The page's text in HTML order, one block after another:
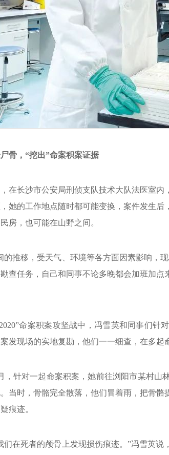
骨，“挖出”命案积案证据
，在长沙市公安局刑侦支队技术大队法医室
她的工作地点随时都可能变换，案件发生
房，也可能在山野之间。
的推移，受天气、环境等各方面因素影响，
查任务，自己和同事不论多晚都会加班加
命案积案攻坚战中，冯雪英和同事们针
发现场的实地复勘，他们一一细查，在多起
，针对一起命案积案，她前往浏阳市某村山
当时，骨骼完全散落，他们冒着雨，把骨
痕迹。
们在死者的颅骨上发现损伤痕迹。”冯雪英